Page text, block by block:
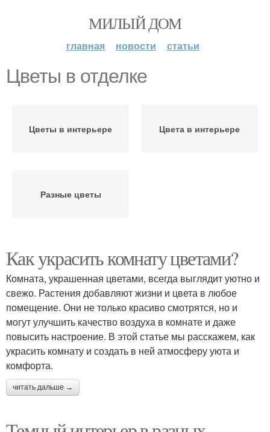
МИЛЫЙ ДОМ
главная новости статьи
Цветы в отделке
Цветы в интерьере Цвета в интерьере
Разные цветы
Как украсить комнату цветами?
Комната, украшенная цветами, всегда выглядит уютно и
свежо. Растения добавляют жизни и цвета в любое
помещение. Они не только красиво смотрятся, но и
могут улучшить качество воздуха в комнате и даже
повысить настроение. В этой статье мы расскажем, как
украсить комнату и создать в ней атмосферу уюта и
комфорта.
читать дальше →